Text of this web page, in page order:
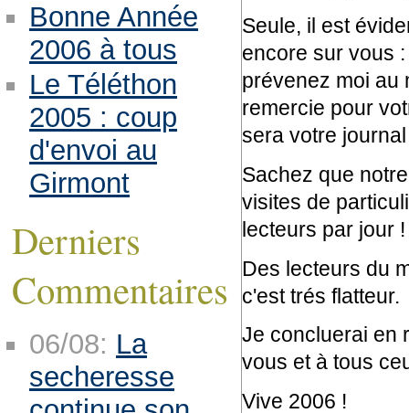
Seule, il est
encore sur vous
prévenez moi au
remercie pour
sera votre
Sachez que
visites de
lecteurs par jour
Des lecteurs du
c'est trés flatteur.
Je concluerai en
vous et à tous
Vive 2006 !
Bonne Année
2006 à tous
Le Téléthon
2005 : coup
d'envoi au
Girmont
Derniers
Commentaires
06/08: La
secheresse